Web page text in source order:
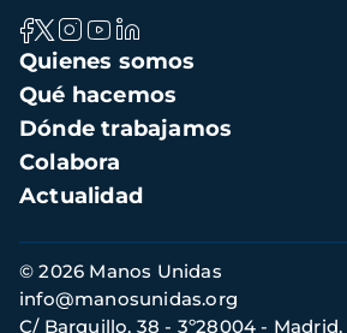
Navegación
principal
Quienes somos
Qué hacemos
Dónde trabajamos
Colabora
Actualidad
Información
de
contacto
© 2026 Manos Unidas
C/ Barquillo, 38 - 3º28004 - Madrid,
info@manosunidas.org